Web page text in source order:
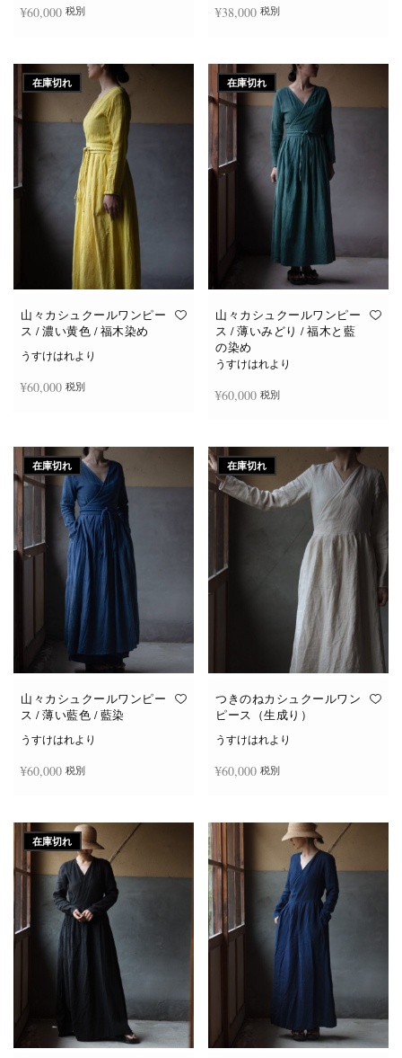
¥60,000 税別 ¥38,000 税別
在庫切れ
山々カシュクールワンピー
ス / 濃い黄色 / 福木染め
うすけはれより
¥60,000 税別
在庫切れ
山々カシュクールワンピー
ス / 薄いみどり / 福木と藍
の染め
うすけはれより
¥60,000 税別
在庫切れ
山々カシュクールワンピー
ス / 薄い藍色 / 藍染
うすけはれより
¥60,000 税別
在庫切れ
つきのねカシュクールワン
ピース（生成り）
うすけはれより
¥60,000 税別
在庫切れ